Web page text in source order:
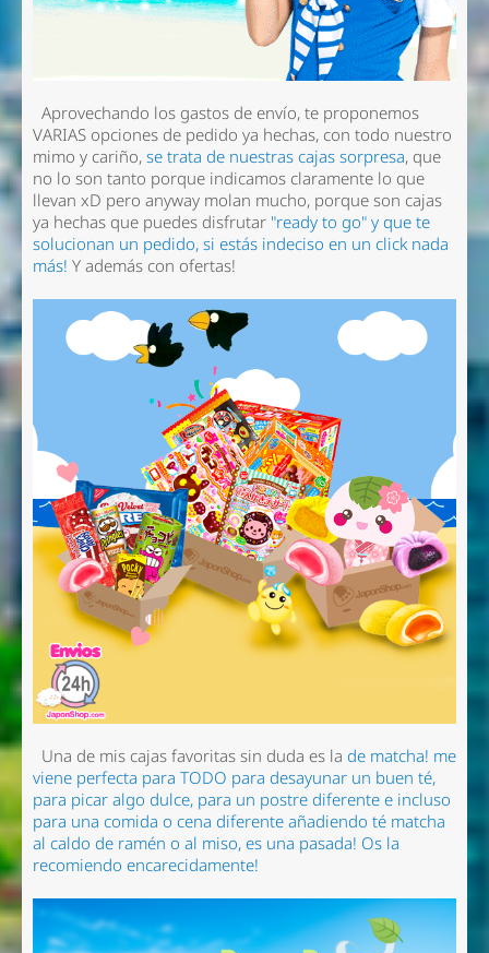
Aprovechando los gastos de envío, te proponemos
VARIAS opciones de pedido ya hechas, con todo nuestro
mimo y cariño,se trata de nuestras cajas sorpresa, que
no lo son tanto porque indicamos claramente lo que
llevan xD pero anyway molan mucho, porque son cajas
ya hechas que puedes disfrutar "ready to go" y que te
solucionan un pedido, si estás indeciso en un click nada
más! Y además con ofertas!
Una de mis cajas favoritas sin duda es la de matcha! me
viene perfecta para TODO para desayunar un buen té,
para picar algo dulce, para un postre diferente e incluso
para una comida o cena diferente añadiendo té matcha
al caldo de ramén o al miso, es una pasada! Os la
recomiendo encarecidamente!